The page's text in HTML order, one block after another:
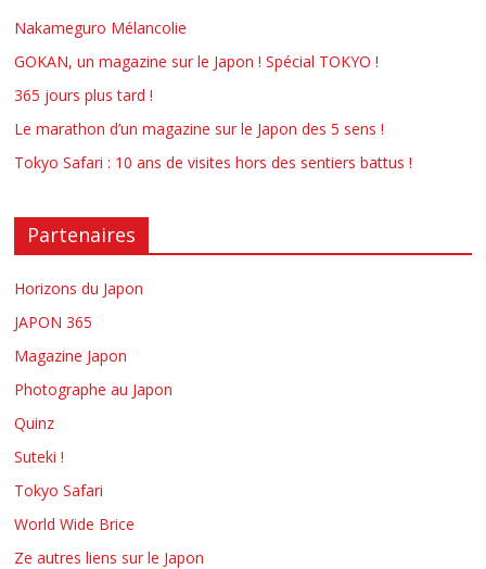
Nakameguro Mélancolie
GOKAN, un magazine sur le Japon ! Spécial TOKYO !
365 jours plus tard !
Le marathon d’un magazine sur le Japon des 5 sens !
Tokyo Safari : 10 ans de visites hors des sentiers battus !
Partenaires
Horizons du Japon
JAPON 365
Magazine Japon
Photographe au Japon
Quinz
Suteki !
Tokyo Safari
World Wide Brice
Ze autres liens sur le Japon